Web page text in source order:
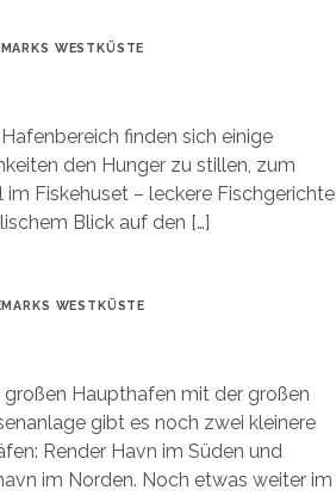
WESTKÜSTE
Hafenbereich finden sich einige
den Hunger zu stillen, zum
im Fiskehuset – leckere Fischgerichte
Blick auf den […]
WESTKÜSTE
großen Haupthafen mit der großen
gibt es noch zwei kleinere
Render Havn im Süden und
im Norden. Noch etwas weiter im